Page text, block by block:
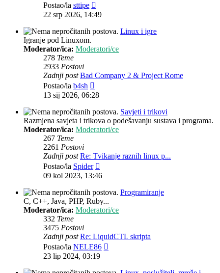
Postao/la sttipe
post
22 srp 2026, 14:49
Linux i igre
Igranje pod Linuxom.
Moderator/ica: Moderatori/ce
278 Teme
2933 Postovi
Zadnji post Bad Company 2 & Project Rome
Postao/la b4sh
post
13 sij 2026, 06:28
Savjeti i trikovi
Razmjena savjeta i trikova o podešavanju sustava i programa.
Moderator/ica: Moderatori/ce
267 Teme
2261 Postovi
Zadnji post Re: Tvikanje raznih linux p...
Postao/la Spider
post
09 kol 2023, 13:46
Programiranje
C, C++, Java, PHP, Ruby...
Moderator/ica: Moderatori/ce
332 Teme
3475 Postovi
Zadnji post Re: LiquidCTL skripta
Postao/la NELE86
23 lip 2024, 03:19